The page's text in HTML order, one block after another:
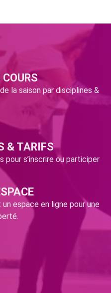
la saison par disciplines &
& TARIFS
s’inscrire ou participer
espace en ligne pour une